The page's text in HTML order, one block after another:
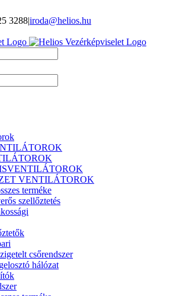
3288|iroda@helios.hu
VENTILÁTOROK
terméke
szellőztetés
csőrendszer
hálózat